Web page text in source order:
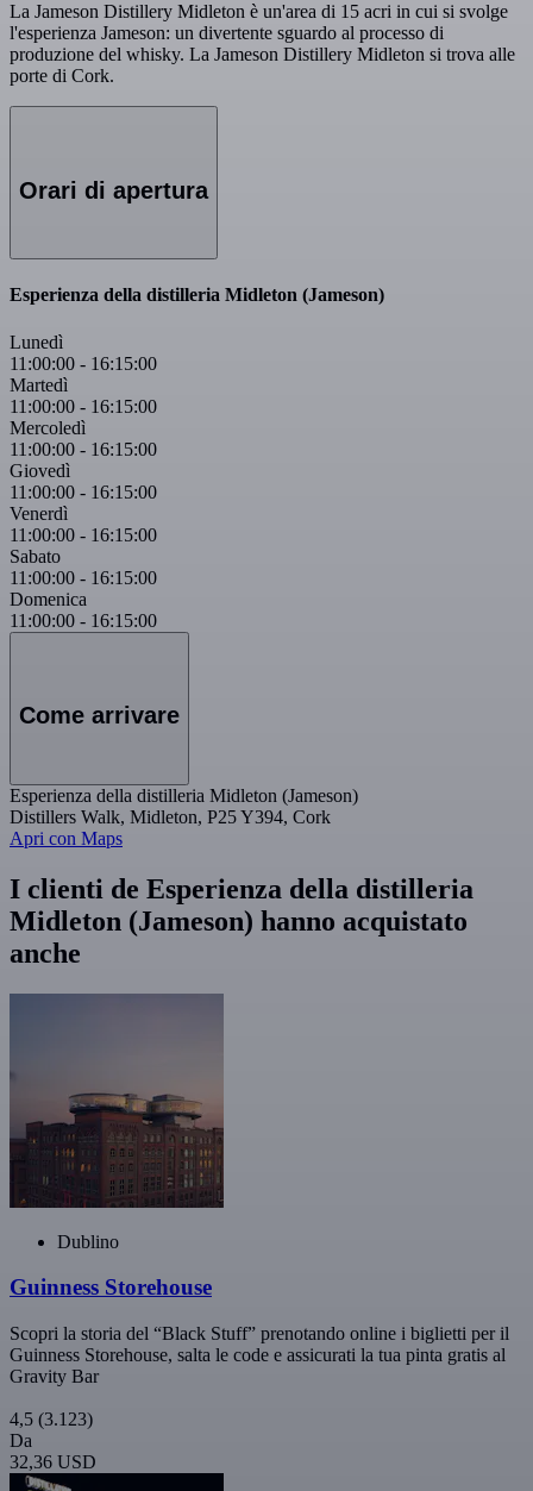
La Jameson Distillery Midleton è un'area di 15 acri in cui si svolge
l'esperienza Jameson: un divertente sguardo al processo di
produzione del whisky. La Jameson Distillery Midleton si trova alle
porte di Cork.
Orari di apertura
Esperienza della distilleria Midleton (Jameson)
Lunedì
11:00:00 - 16:15:00
Martedì
11:00:00 - 16:15:00
Mercoledì
11:00:00 - 16:15:00
Giovedì
11:00:00 - 16:15:00
Venerdì
11:00:00 - 16:15:00
Sabato
11:00:00 - 16:15:00
Domenica
11:00:00 - 16:15:00
Come arrivare
Esperienza della distilleria Midleton (Jameson)
Distillers Walk, Midleton, P25 Y394, Cork
Apri con Maps
I clienti de Esperienza della distilleria
Midleton (Jameson) hanno acquistato
anche
Dublino
Guinness Storehouse
Scopri la storia del “Black Stuff” prenotando online i biglietti per il
Guinness Storehouse, salta le code e assicurati la tua pinta gratis al
Gravity Bar
4,5 (3.123)
Da
32,36 USD